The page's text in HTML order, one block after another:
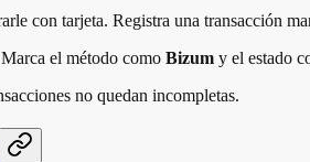
con tarjeta. Registra una transacción
el método como Bizum y el estado
no quedan incompletas.